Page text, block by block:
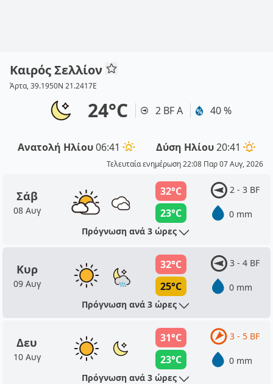
Καιρός Σελλίον
Άρτα, 39.1950N 21.2417E
24°C 2 BF Α 40 %
Ανατολή Ηλίου06:41 Δύση Ηλίου20:41
Τελευταία ενημέρωση 22:08 Παρ 07 Αυγ, 2026
Σάβ
08 Αυγ
32°C
23°C
2 - 3 BF
0 mm
Πρόγνωση ανά 3 ώρες
Κυρ
09 Αυγ
32°C
25°C
3 - 4 BF
0 mm
Πρόγνωση ανά 3 ώρες
Δευ
10 Αυγ
31°C
23°C
3 - 5 BF
0 mm
Πρόγνωση ανά 3 ώρες